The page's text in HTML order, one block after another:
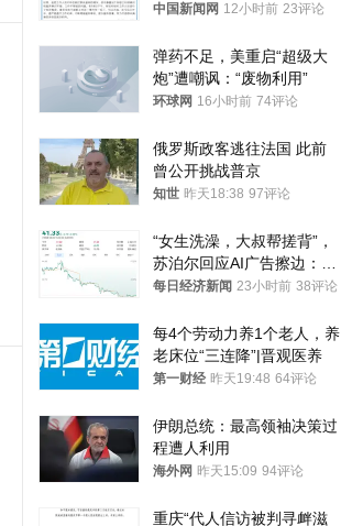
中国新闻网 12小时前 23评论
弹药不足，美重启“超级大
炮”遭嘲讽：“废物利用”
环球网 16小时前 74评论
俄罗斯政客逃往法国 此前
曾公开挑战普京
知世 昨天18:38 97评论
“女生洗澡，大叔帮搓背”，
苏泊尔回应AI广告擦边：视
频全下架，已强化内容管理
每日经济新闻 23小时前 38评论
每4个劳动力养1个老人，养
老床位“三连降”|晋观医养
第一财经 昨天19:48 64评论
伊朗总统：最高领袖决策过
程遭人利用
海外网 昨天15:09 94评论
重庆“代人信访被判寻衅滋